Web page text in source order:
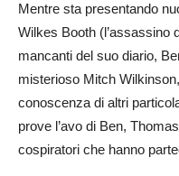
Mentre sta presentando
Wilkes Booth (l’assassino
mancanti del suo diario,
misterioso Mitch
conoscenza di altri
prove l’avo di Ben,
cospiratori che hanno